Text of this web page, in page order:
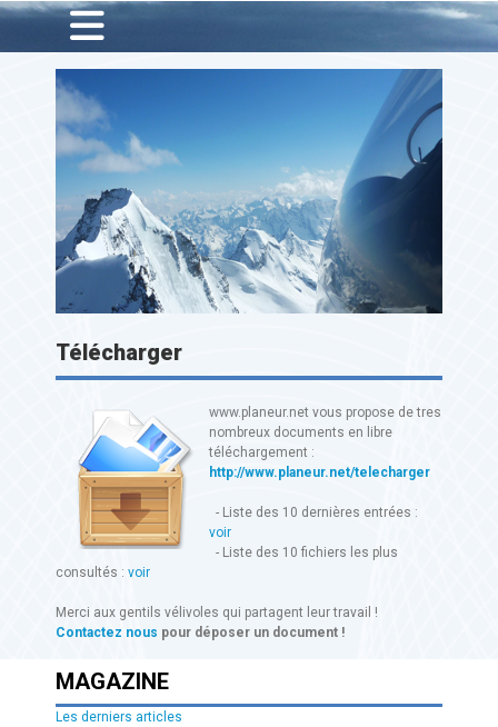
Télécharger
www.planeur.net vous propose de tres
nombreux documents en libre
téléchargement :
http://www.planeur.net/telecharger
- Liste des 10 dernières entrées :
voir
- Liste des 10 fichiers les plus
consultés : voir
Merci aux gentils vélivoles qui partagent leur travail !
Contactez nous pour déposer un document !
MAGAZINE
Les derniers articles